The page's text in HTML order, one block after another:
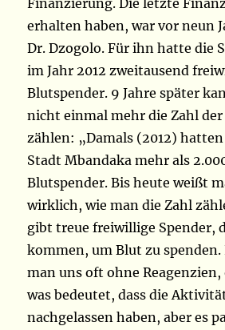
Finanzierung. Die letzte
erhalten haben, war vor neun
Dr. Dzogolo. Für ihn hatte die
im Jahr 2012 zweitausend
Blutspender. 9 Jahre später
nicht einmal mehr die Zahl
zählen: „Damals (2012)
Stadt Mbandaka mehr als
Blutspender. Bis heute weißt
wirklich, wie man die Zahl
gibt treue freiwillige Spender,
kommen, um Blut zu
man uns oft ohne Reagenzien,
was bedeutet, dass die
nachgelassen haben, aber es